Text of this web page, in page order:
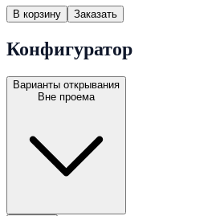
В корзину Заказать
Конфигуратор
Варианты открывания
Вне проема